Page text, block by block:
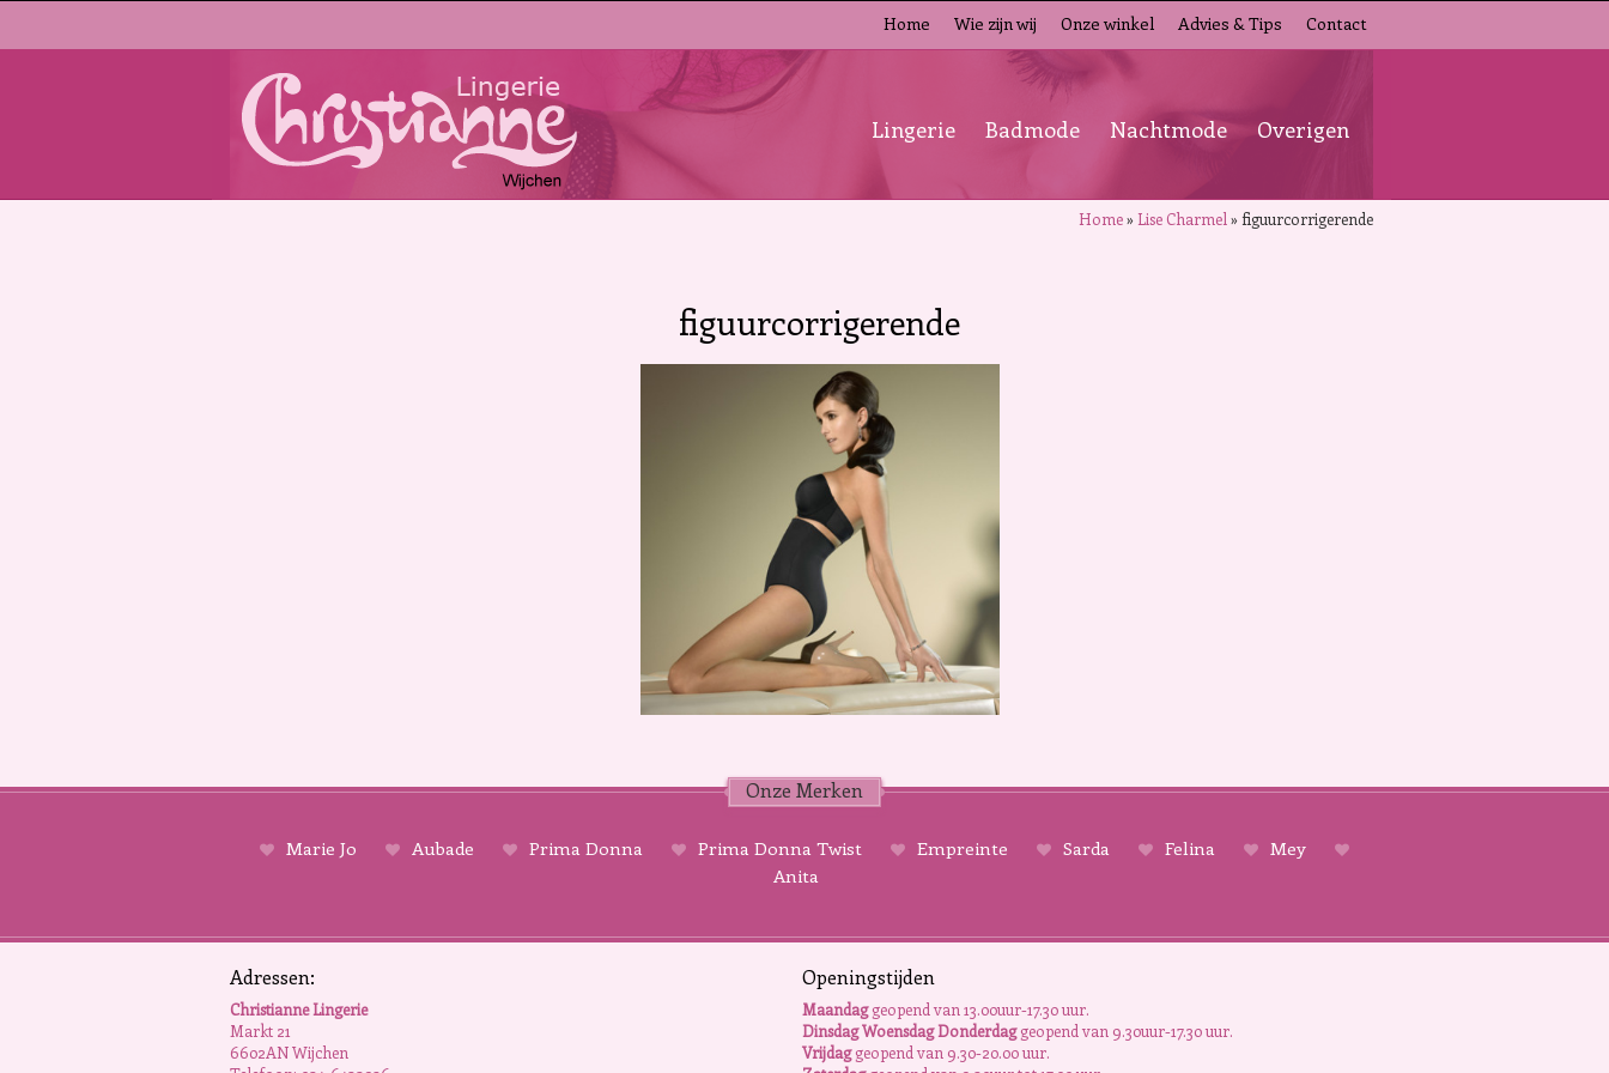
Home Wie zijn wij Onze winkel Advies & Tips Contact
Lingerie Badmode Nachtmode Overigen
Home»Lise Charmel »figuurcorrigerende
figuurcorrigerende
Onze Merken
Marie Jo Aubade Prima Donna Prima Donna Twist Empreinte Sarda Felina
Mey
Anita
Adressen:
Christianne Lingerie
Markt 21
6602AN Wijchen
Openingstijden
Maandaggeopend van 13.00uur-17.30 uur.
Dinsdag Woensdag Donderdaggeopend van 9.30uur-17.30 uur.
Vrijdaggeopend van 9.30-20.00 uur.